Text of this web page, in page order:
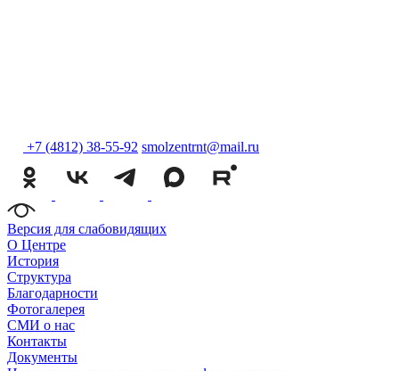
+7 (4812) 38-55-92 smolzentrnt@mail.ru
Версия для слабовидящих
О Центре
История
Структура
Благодарности
Фотогалерея
СМИ о нас
Контакты
Документы